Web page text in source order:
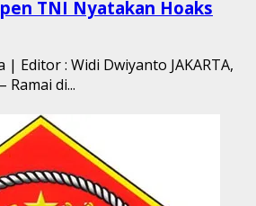
TNI Nyatakan Hoaks
Editor : Widi Dwiyanto JAKARTA,
Ramai di...